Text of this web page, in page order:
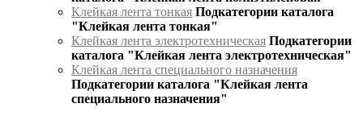
Клейкая лента тонкая Подкатегории каталога
"Клейкая лента тонкая"
Клейкая лента электротехническая Подкатегории
каталога "Клейкая лента электротехническая"
Клейкая лента специального назначения
Подкатегории каталога "Клейкая лента
специального назначения"